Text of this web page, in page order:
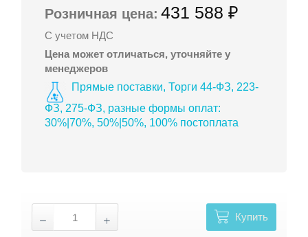
Розничная цена: 431 588 ₽
С учетом НДС
Цена может отличаться, уточняйте у
менеджеров
Прямые поставки, Торги 44-ФЗ, 223-
ФЗ, 275-ФЗ, разные формы оплат:
30%|70%, 50%|50%, 100% постоплата
Купить